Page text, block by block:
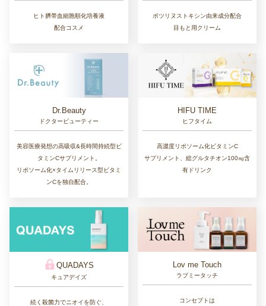
ヒト臍帯血細胞順化培養液
配合コスメ
ボツリヌストキシン由来成分配合
目もと用クリーム
Dr.Beauty
ドクタービューティー
美容医療発想の高吸収&長時間持続型ビ
タミンCサプリメント。
リポソーム化×タイムリリース型ビタミ
ンCを独自配合。
HIFU TIME
ヒフタイム
高濃度リポソーム化ビタミンC
サプリメント、総グルタチオン100㎎含
有ドリンク
QUADAYS
キュアデイズ
続く殺菌力でニオイを防ぐ、
Lov me Touch
ラブミータッチ
コンセプトは